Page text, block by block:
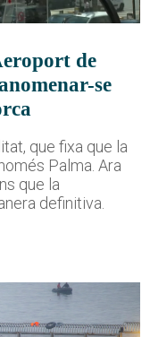
de
se
que fixa que la
Palma. Ara
que la
definitiva.